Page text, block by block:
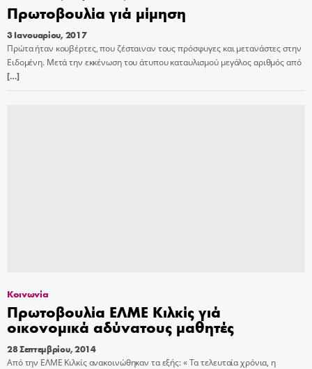
Πρωτοβουλία γιά μίμηση
3 Ιανουαρίου, 2017
Πρώτα ήταν κουβέρτες, που ζέσταιναν τους πρόσφυγες και μετανάστες στην
Ειδομένη. Μετά την εκκένωση του άτυπου καταυλισμού μεγάλος αριθμός από
[…]
Κοινωνία
Πρωτοβουλία ΕΛΜΕ Κιλκίς γιά
οικονομικά αδύνατους μαθητές
28 Σεπτεμβρίου, 2014
Από την ΕΛΜΕ Κιλκίς ανακοινώθηκαν τα εξής: « Τα τελευταία χρόνια, η